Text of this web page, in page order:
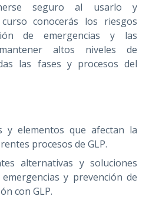
seguro al usarlo y
conocerás los riesgos
de emergencias y las
altos niveles de
las fases y procesos del
y elementos que afectan la
procesos de GLP.
alternativas y soluciones
y prevención de
con GLP.